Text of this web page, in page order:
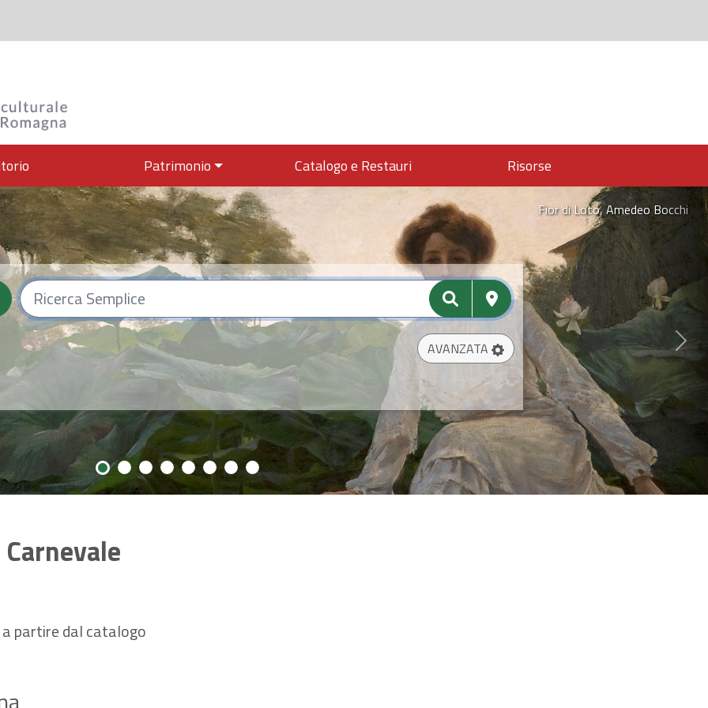
Patrimonio Catalogo e Restauri Risorse
dell'Emilia-Romagna
AVANZATA
dell'Emilia-Romagna, è il portale che unisce e integra
dall'IBC nelle sue attività di valorizzazione,
del sistema regionale dei musei e delle
Fior di Loto, Amedeo Bocchi
Next
partire dal catalogo